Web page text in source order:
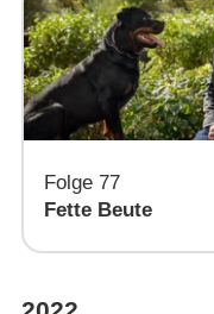
Folge 77
Fette Beute